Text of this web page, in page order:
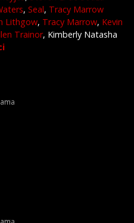
, Seal, Tracy Marrow
Lithgow, Tracy Marrow, Kevin
Trainor, Kimberly Natasha